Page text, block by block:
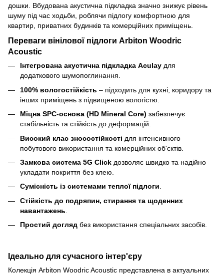
дошки. Вбудована акустична підкладка значно знижує рівень
шуму під час ходьби, роблячи підлогу комфортною для
квартир, приватних будинків та комерційних приміщень.
Переваги вінілової підлоги Arbiton Woodric
Acoustic
Інтегрована акустична підкладка Aculay для
додаткового шумопоглинання.
100% вологостійкість – підходить для кухні, коридору та
інших приміщень з підвищеною вологістю.
Міцна SPC-основа (HD Mineral Core) забезпечує
стабільність та стійкість до деформацій.
Високий клас зносостійкості для інтенсивного
побутового використання та комерційних об'єктів.
Замкова система 5G Click дозволяє швидко та надійно
укладати покриття без клею.
Сумісність із системами теплої підлоги.
Стійкість до подряпин, стирання та щоденних
навантажень
Простий догляд без використання спеціальних засобів.
Ідеально для сучасного інтер'єру
Колекція Arbiton Woodric Acoustic представлена в актуальних